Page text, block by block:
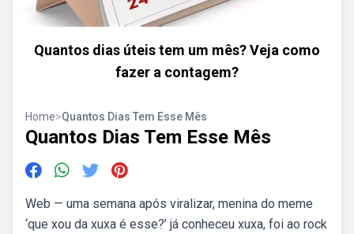
Quantos dias úteis tem um mês? Veja como
fazer a contagem?
Home>Quantos Dias Tem Esse Mês
Quantos Dias Tem Esse Mês
Web — uma semana após viralizar, menina do meme
‘que xou da xuxa é esse?’ já conheceu xuxa, foi ao rock